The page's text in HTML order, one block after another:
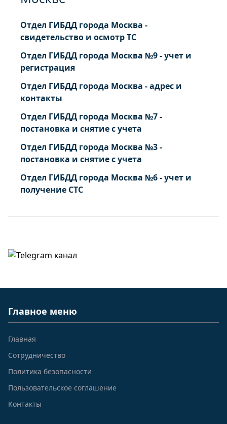
Отдел ГИБДД города Москва -
свидетельство и осмотр ТС
Отдел ГИБДД города Москва №9 - учет и
регистрация
Отдел ГИБДД города Москва - адрес и
контакты
Отдел ГИБДД города Москва №7 -
постановка и снятие с учета
Отдел ГИБДД города Москва №3 -
постановка и снятие с учета
Отдел ГИБДД города Москва №6 - учет и
получение СТС
Главное меню
Главная
Сотрудничество
Политика безопасности
Пользовательское соглашение
Контакты